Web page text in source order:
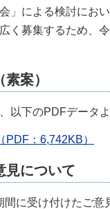
」による検討にお
く募集するため、
案）
以下のPDFデータ
：6,742KB）
見について
に受け付けたご